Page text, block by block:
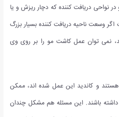
در نواحی دریافت کننده که دچار ریزش و یا
وسعت ناحیه دریافت کننده بسیار بزرگ
نمی توان عمل کاشت مو را بر روی وی
و کاندید این عمل شده اند، ممکن
باشند. این مسئله هم مشکل چندان